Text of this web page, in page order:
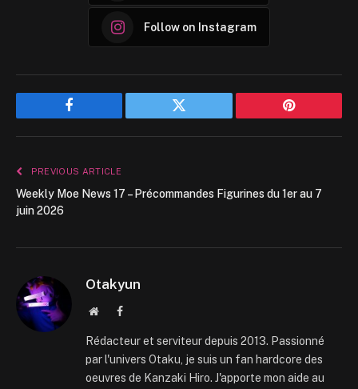
Follow on Instagram
Facebook Twitter Pinterest
PREVIOUS ARTICLE
Weekly Moe News 17 – Précommandes Figurines du 1er au 7
juin 2026
Otakyun
WebsiteFacebook
Rédacteur et serviteur depuis 2013. Passionné
par l'univers Otaku, je suis un fan hardcore des
oeuvres de Kanzaki Hiro. J'apporte mon aide au